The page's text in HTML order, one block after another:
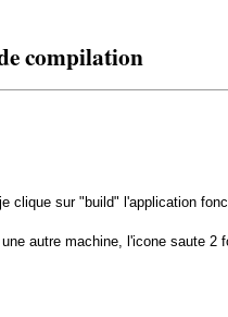
compilation
sur "build" l'application
autre machine, l'icone saute